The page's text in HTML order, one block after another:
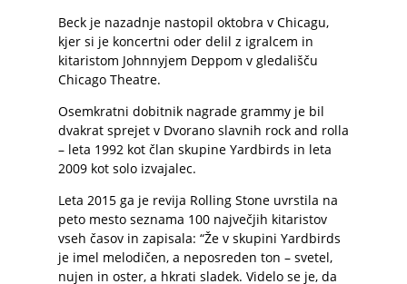
Beck je nazadnje nastopil oktobra v Chicagu,
kjer si je koncertni oder delil z igralcem in
kitaristom Johnnyjem Deppom v gledališču
Chicago Theatre.
Osemkratni dobitnik nagrade grammy je bil
dvakrat sprejet v Dvorano slavnih rock and rolla
– leta 1992 kot član skupine Yardbirds in leta
2009 kot solo izvajalec.
Leta 2015 ga je revija Rolling Stone uvrstila na
peto mesto seznama 100 največjih kitaristov
vseh časov in zapisala: “Že v skupini Yardbirds
je imel melodičen, a neposreden ton – svetel,
nujen in oster, a hkrati sladek. Videlo se je, da